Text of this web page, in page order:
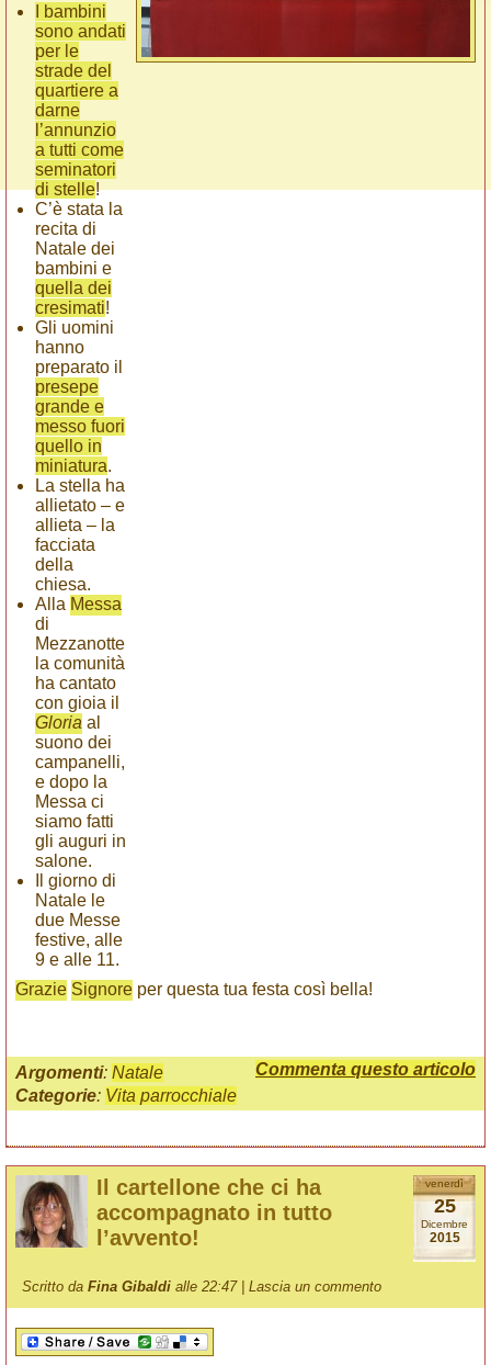
I bambini
sono andati
per le
strade del
quartiere a
darne
l’annunzio
a tutti come
seminatori
di stelle!
C’è stata la
recita di
Natale dei
bambini e
quella dei
cresimati!
Gli uomini
hanno
preparato il
presepe
grande e
messo fuori
quello in
miniatura.
La stella ha
allietato – e
allieta – la
facciata
della
chiesa.
Alla Messa
di
Mezzanotte
la comunità
ha cantato
con gioia il
Gloria al
suono dei
campanelli,
e dopo la
Messa ci
siamo fatti
gli auguri in
salone.
Il giorno di
Natale le
due Messe
festive, alle
9 e alle 11.
Grazie Signore per questa tua festa così bella!
Commenta questo articolo
Argomenti: Natale
Categorie: Vita parrocchiale
venerdì
25
Dicembre
2015
Il cartellone che ci ha
accompagnato in tutto
l’avvento!
Scritto daFina Gibaldi alle 22:47 |Lascia un commento